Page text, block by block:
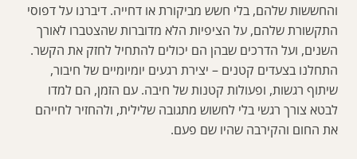
והחששות שלהם, בלי חשש מביקורת או דחייה. דיברנו על דפוסי
התקשורת שלהם, על הציפיות הלא מדוברות שהצטברו לאורך
השנים, ועל הדרכים שבהן הם יכולים להתחיל לחזק את הקשר.
התחלנו בצעדים קטנים – יצירת רגעים יומיומיים של חיבור,
שיתוף רגשות, ופעולות קטנות של חיבה. עם הזמן, הם למדו
לבטא צורך רגשי בלי לחשוש מתגובה שלילית, ולהחזיר לחייהם
את החום והקירבה שהיו שם פעם.